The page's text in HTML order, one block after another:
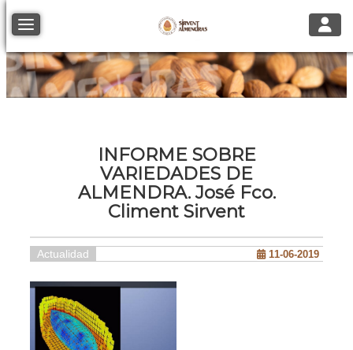
Toggle navigation
INFORME SOBRE
VARIEDADES DE
ALMENDRA. José Fco.
Climent Sirvent
Actualidad 11-06-2019